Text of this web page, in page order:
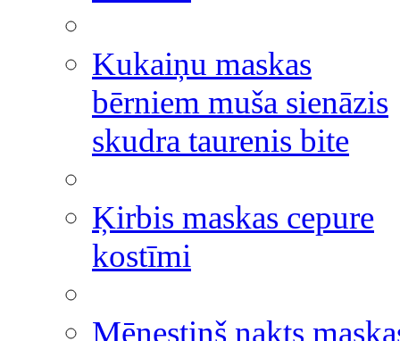
Kukaiņu maskas
bērniem muša sienāzis
skudra taurenis bite
Ķirbis maskas cepure
kostīmi
Mēnestiņš nakts